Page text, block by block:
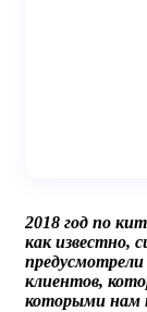
2018 год по
как известно,
клиентов,
которыми нам